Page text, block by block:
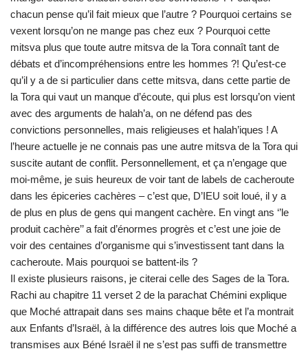
chacun pense qu’il fait mieux que l’autre ? Pourquoi certains se
vexent lorsqu’on ne mange pas chez eux ? Pourquoi cette
mitsva plus que toute autre mitsva de la Tora connaît tant de
débats et d’incompréhensions entre les hommes ?! Qu’est-ce
qu’il y a de si particulier dans cette mitsva, dans cette partie de
la Tora qui vaut un manque d’écoute, qui plus est lorsqu’on vient
avec des arguments de halah’a, on ne défend pas des
convictions personnelles, mais religieuses et halah’iques ! A
l’heure actuelle je ne connais pas une autre mitsva de la Tora qui
suscite autant de conflit. Personnellement, et ça n’engage que
moi-même, je suis heureux de voir tant de labels de cacheroute
dans les épiceries cachères – c’est que, D’IEU soit loué, il y a
de plus en plus de gens qui mangent cachère. En vingt ans ‘’le
produit cachère’’ a fait d’énormes progrès et c’est une joie de
voir des centaines d’organisme qui s’investissent tant dans la
cacheroute. Mais pourquoi se battent-ils ?
Il existe plusieurs raisons, je citerai celle des Sages de la Tora.
Rachi au chapitre 11 verset 2 de la parachat Chémini explique
que Moché attrapait dans ses mains chaque bête et l’a montrait
aux Enfants d’Israël, à la différence des autres lois que Moché a
transmises aux Béné Israël il ne s’est pas suffi de transmettre